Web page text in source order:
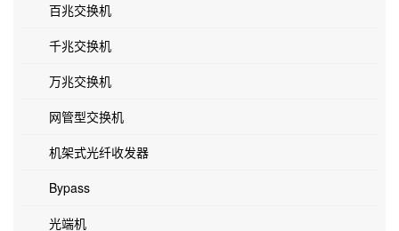
百兆交换机
千兆交换机
万兆交换机
网管型交换机
机架式光纤收发器
Bypass
光端机